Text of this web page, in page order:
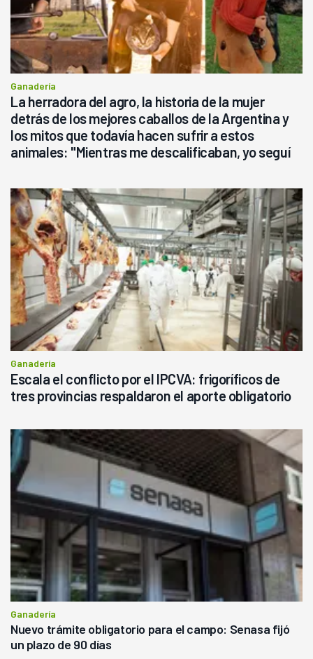
Ganadería
La herradora del agro, la historia de la mujer
detrás de los mejores caballos de la Argentina y
los mitos que todavía hacen sufrir a estos
animales: "Mientras me descalificaban, yo seguí
Ganadería
Escala el conflicto por el IPCVA: frigoríficos de
tres provincias respaldaron el aporte obligatorio
Ganadería
Nuevo trámite obligatorio para el campo: Senasa fijó
un plazo de 90 días